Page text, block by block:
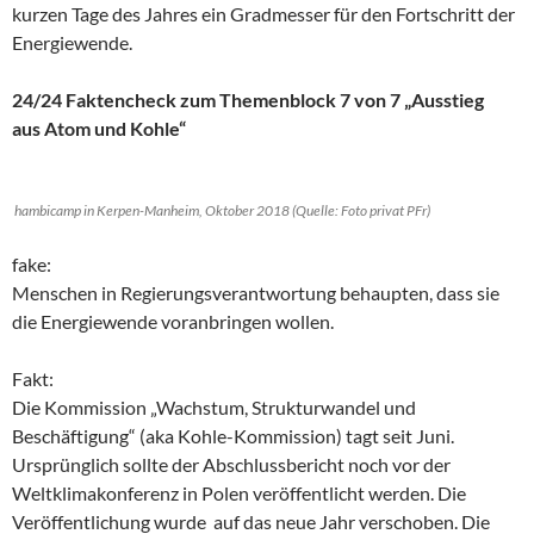
kurzen Tage des Jahres ein Gradmesser für den Fortschritt der
Energiewende.
24/24 Faktencheck zum Themenblock 7 von 7 „Ausstieg
aus Atom und Kohle“
hambicamp in Kerpen-Manheim, Oktober 2018 (Quelle: Foto privat PFr)
fake:
Menschen in Regierungsverantwortung behaupten, dass sie
die Energiewende voranbringen wollen.
Fakt:
Die Kommission „Wachstum, Strukturwandel und
Beschäftigung“ (aka Kohle-Kommission) tagt seit Juni.
Ursprünglich sollte der Abschlussbericht noch vor der
Weltklimakonferenz in Polen veröffentlicht werden. Die
Veröffentlichung wurde auf das neue Jahr verschoben. Die